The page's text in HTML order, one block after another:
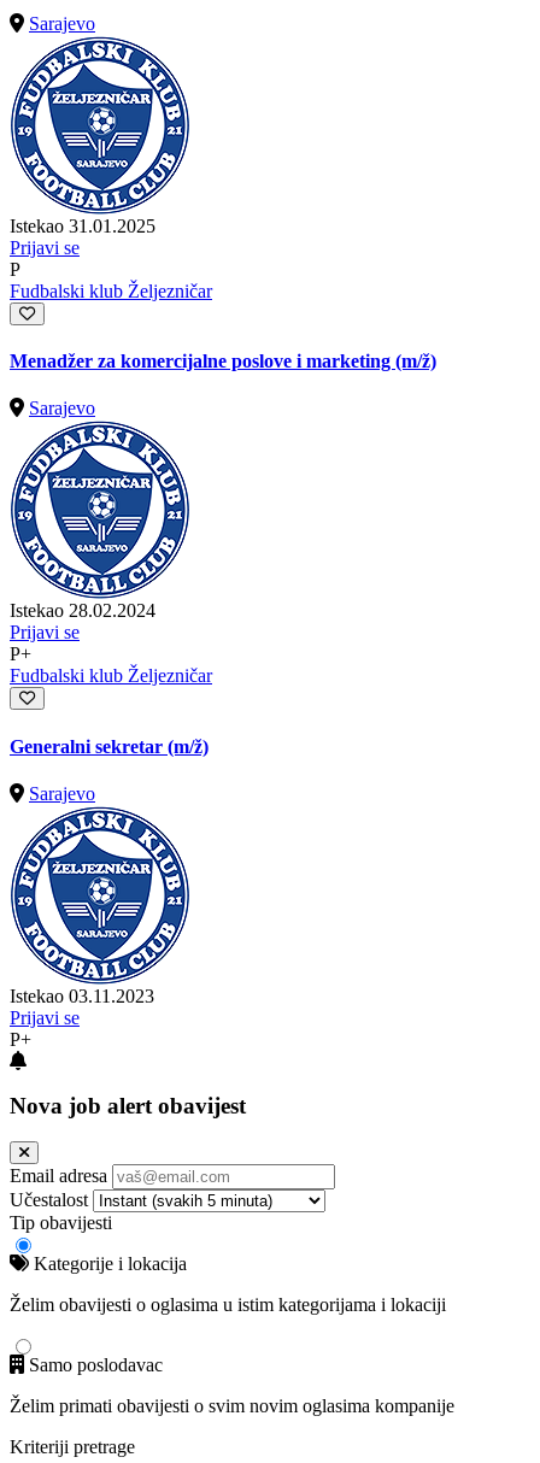
Sarajevo
Istekao 31.01.2025
Prijavi se
P
Fudbalski klub Željezničar
Menadžer za komercijalne poslove i marketing (m/ž)
Sarajevo
Istekao 28.02.2024
Prijavi se
P+
Fudbalski klub Željezničar
Generalni sekretar (m/ž)
Sarajevo
Istekao 03.11.2023
Prijavi se
P+
Nova job alert obavijest
Email adresa
Učestalost
Tip obavijesti
Kategorije i lokacija
Želim obavijesti o oglasima u istim kategorijama i lokaciji
Samo poslodavac
Želim primati obavijesti o svim novim oglasima kompanije
Kriteriji pretrage